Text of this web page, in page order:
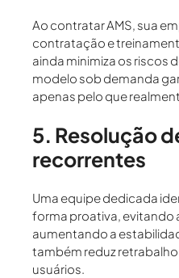
Ao contratar AMS, sua
contratação e
ainda minimiza os riscos
modelo sob demanda
apenas pelo que
5. Resolução
recorrentes
Uma equipe dedicada
forma proativa, evitando
aumentando a
também reduz
usuários.